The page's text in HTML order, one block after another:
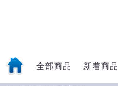
全部商品 新着商品